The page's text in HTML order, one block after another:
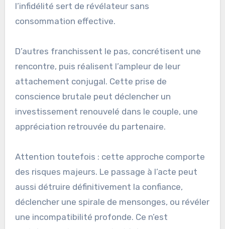
l’infidélité sert de révélateur sans
consommation effective.
D’autres franchissent le pas, concrétisent une
rencontre, puis réalisent l’ampleur de leur
attachement conjugal. Cette prise de
conscience brutale peut déclencher un
investissement renouvelé dans le couple, une
appréciation retrouvée du partenaire.
Attention toutefois : cette approche comporte
des risques majeurs. Le passage à l’acte peut
aussi détruire définitivement la confiance,
déclencher une spirale de mensonges, ou révéler
une incompatibilité profonde. Ce n’est